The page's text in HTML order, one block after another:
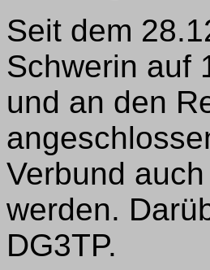
Seit dem
Schwerin auf
und an den
Verbund
werden.
DG3TP.